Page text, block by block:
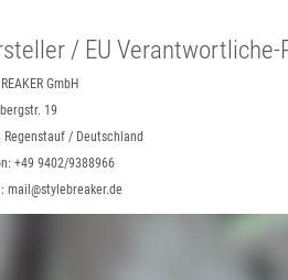
/ EU Verantwortliche-
GmbH
19
Regenstauf / Deutschland
+49 9402/9388966
mail@stylebreaker.de